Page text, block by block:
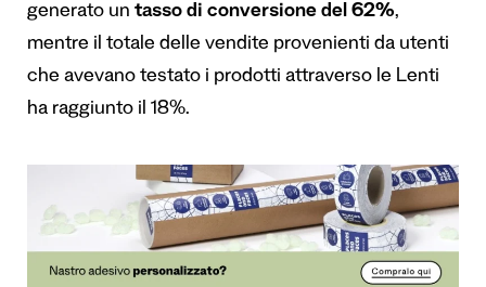
generato un tasso di conversione del 62%,
mentre il totale delle vendite provenienti da utenti
che avevano testato i prodotti attraverso le Lenti
ha raggiunto il 18%.